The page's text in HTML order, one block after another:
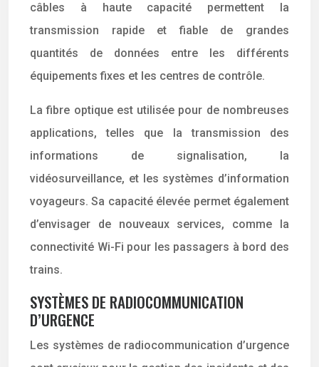
câbles à haute capacité permettent la
transmission rapide et fiable de grandes
quantités de données entre les différents
équipements fixes et les centres de contrôle.
La fibre optique est utilisée pour de nombreuses
applications, telles que la transmission des
informations de signalisation, la
vidéosurveillance, et les systèmes d’information
voyageurs. Sa capacité élevée permet également
d’envisager de nouveaux services, comme la
connectivité Wi-Fi pour les passagers à bord des
trains.
SYSTÈMES DE RADIOCOMMUNICATION
D’URGENCE
Les systèmes de radiocommunication d’urgence